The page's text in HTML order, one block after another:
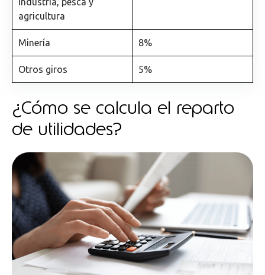
agricultura
Minería 8%
Otros giros 5%
¿Cómo se calcula el reparto
de utilidades?